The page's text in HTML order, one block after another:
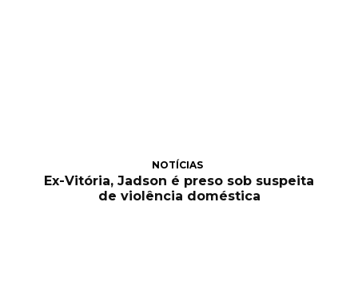
NOTÍCIAS
Ex-Vitória, Jadson é preso sob suspeita
de violência doméstica